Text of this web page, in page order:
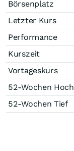
Börsenplatz
Letzter Kurs
Performance
Kurszeit
Vortageskurs
52-Wochen Hoch
52-Wochen Tief